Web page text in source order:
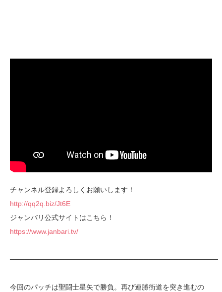
チャンネル登録よろしくお願いします！
http://qq2q.biz/Jt6E
ジャンバリ公式サイトはこちら！
https://www.janbari.tv/
──────────────────────────────────────────
今回のパッチは聖闘士星矢で勝負。再び連勝街道を突き進むの